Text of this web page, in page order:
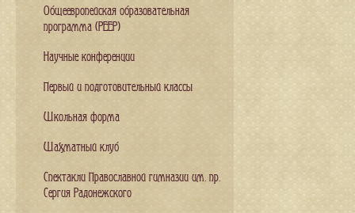
Общеевропейская образовательная
программа (PEEP)
Научные конференции
Первый и подготовительный классы
Школьная форма
Шахматный клуб
Спектакли Православной гимназии им. пр.
Сергия Радонежского